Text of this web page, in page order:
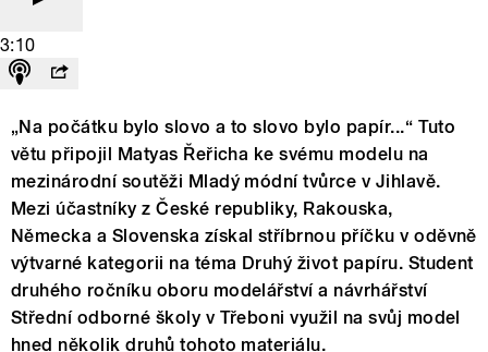
3:10
„Na počátku bylo slovo a to slovo bylo papír...“ Tuto
větu připojil Matyas Řeřicha ke svému modelu na
mezinárodní soutěži Mladý módní tvůrce v Jihlavě.
Mezi účastníky z České republiky, Rakouska,
Německa a Slovenska získal stříbrnou příčku v oděvně
výtvarné kategorii na téma Druhý život papíru. Student
druhého ročníku oboru modelářství a návrhářství
Střední odborné školy v Třeboni využil na svůj model
hned několik druhů tohoto materiálu.